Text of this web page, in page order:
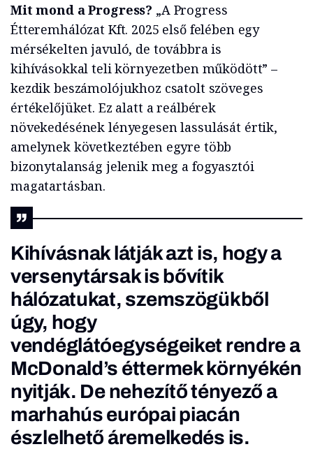
Mit mond a Progress? „A Progress
Étteremhálózat Kft. 2025 első felében egy
mérsékelten javuló, de továbbra is
kihívásokkal teli környezetben működött” –
kezdik beszámolójukhoz csatolt szöveges
értékelőjüket. Ez alatt a reálbérek
növekedésének lényegesen lassulását értik,
amelynek következtében egyre több
bizonytalanság jelenik meg a fogyasztói
magatartásban.
Kihívásnak látják azt is, hogy a
versenytársak is bővítik
hálózatukat, szemszögükből
úgy, hogy
vendéglátóegységeiket rendre a
McDonald’s éttermek környékén
nyitják. De nehezítő tényező a
marhahús európai piacán
észlelhető áremelkedés is.